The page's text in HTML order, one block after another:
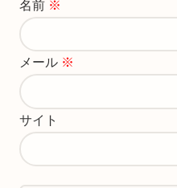
名前 ※
メール ※
サイト